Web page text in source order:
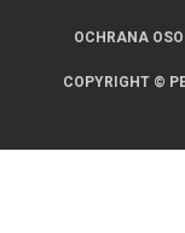
OCHRANA
COPYRIGHT ©